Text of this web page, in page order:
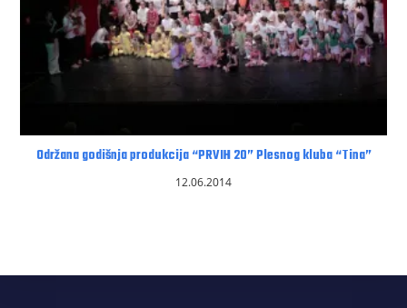
Održana godišnja produkcija “PRVIH 20” Plesnog kluba “Tina”
12.06.2014